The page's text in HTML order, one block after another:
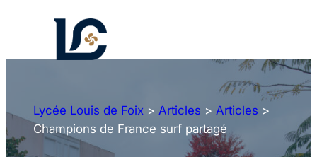
Lycée Louis de Foix > Articles > Articles >
Champions de France surf partagé